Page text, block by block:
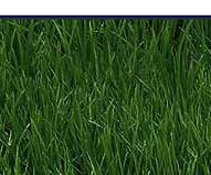
Наши партнеры
лучшие займы